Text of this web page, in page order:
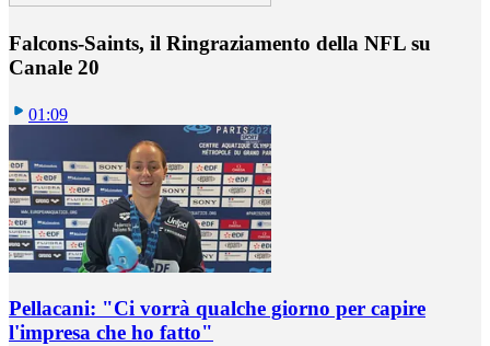
Falcons-Saints, il Ringraziamento della NFL su
Canale 20
01:09
Pellacani: "Ci vorrà qualche giorno per capire
l'impresa che ho fatto"